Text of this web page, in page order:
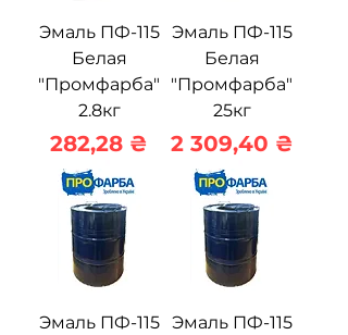
Эмаль ПФ-115
Белая
"Промфарба"
2.8кг
Цена
282,28 ₴
Эмаль ПФ-115
Белая
"Промфарба"
25кг
Цена
2 309,40 ₴
Эмаль ПФ-115
Эмаль ПФ-115